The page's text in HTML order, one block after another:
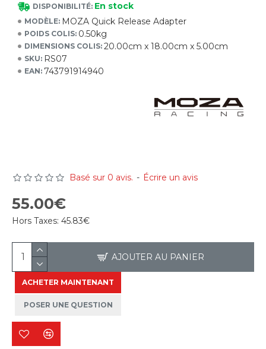
DISPONIBILITÉ: En stock
MODÈLE: MOZA Quick Release Adapter
POIDS COLIS: 0.50kg
DIMENSIONS COLIS: 20.00cm x 18.00cm x 5.00cm
SKU: RS07
EAN: 743791914940
Basé sur 0 avis. - Écrire un avis
55.00€
Hors Taxes: 45.83€
AJOUTER AU PANIER
ACHETER MAINTENANT
POSER UNE QUESTION